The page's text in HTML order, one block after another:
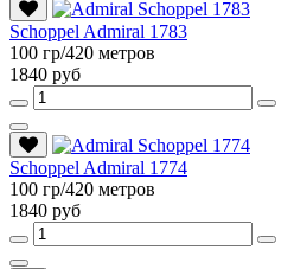
Schoppel Admiral 1783
100 гр/420 метров
1840 руб
Schoppel Admiral 1774
100 гр/420 метров
1840 руб